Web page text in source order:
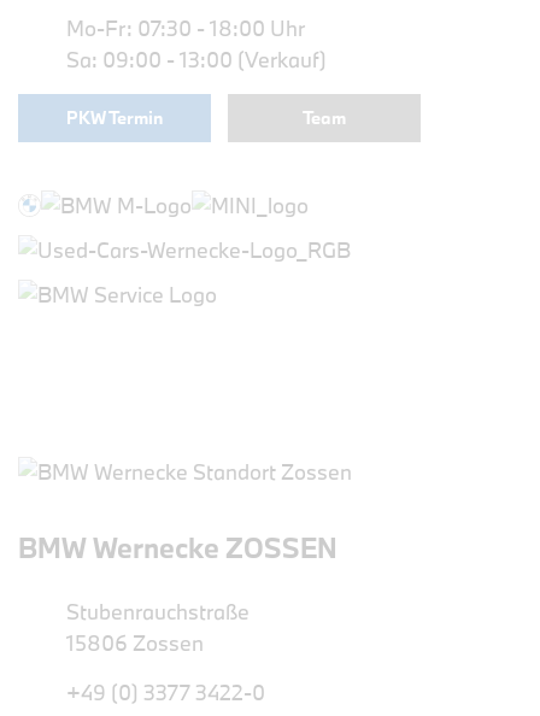
Mo-Fr: 07:30 - 18:00 Uhr
Sa: 09:00 - 13:00 (Verkauf)
PKW Termin Team
BMW Wernecke ZOSSEN
Stubenrauchstraße
15806 Zossen
+49 (0) 3377 3422-0